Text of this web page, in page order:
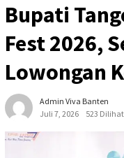
Bupati
Fest 2026,
Lowongan
Admin Viva Banten
Juli 7, 2026
523 Dilihat